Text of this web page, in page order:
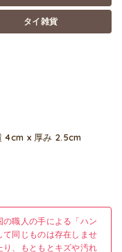
タイ雑貨
4cm x 厚み 2.5cm
職人の手による「ハン
て同じものは存在しませ
、もともとキズや汚れ